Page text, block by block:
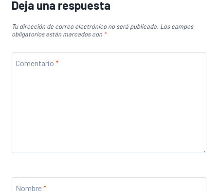
Deja una respuesta
Tu dirección de correo electrónico no será publicada. Los campos
obligatorios están marcados con *
Comentario *
Nombre*